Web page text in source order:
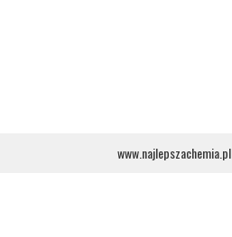
www.najlepszachemia.pl